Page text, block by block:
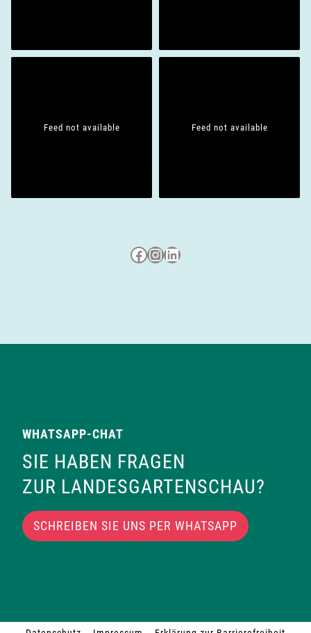
Feed not available Feed not available
Besuche uns auf Facebook
Besuche uns auf Instagram
LinkedIn
WHATSAPP-CHAT
SIE HABEN FRAGEN
ZUR LANDESGARTENSCHAU?
SCHREIBEN SIE UNS PER WHATSAPP